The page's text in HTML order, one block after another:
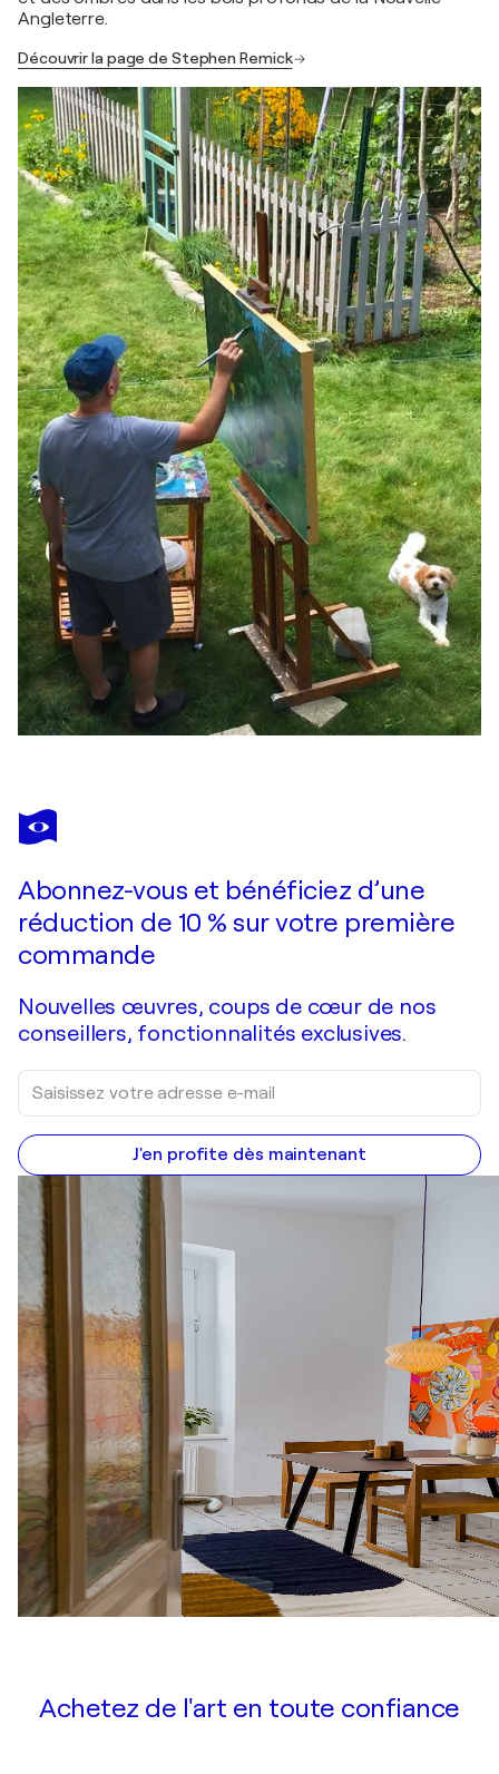
Angleterre.
Découvrir la page de Stephen Remick
Abonnez-vous et bénéficiez d’une
réduction de 10 % sur votre première
commande
Nouvelles œuvres, coups de cœur de nos
conseillers, fonctionnalités exclusives.
J'en profite dès maintenant
Achetez de l'art en toute confiance